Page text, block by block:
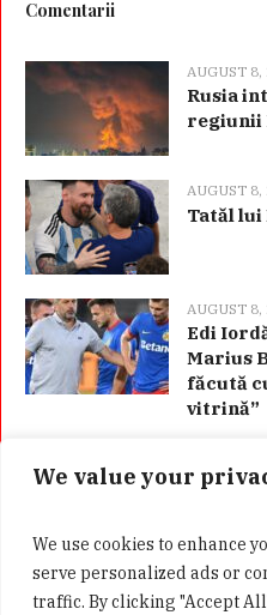
We value your
We use cookies to enhance
serve personalized ads or
traffic. By clicking "Accept
Comentarii
AUGUST 8,
Rusia
regiunii
AUGUST 8,
Tatăl lui
AUGUST 8,
Edi
Marius
făcută
vitrină”
Categorii